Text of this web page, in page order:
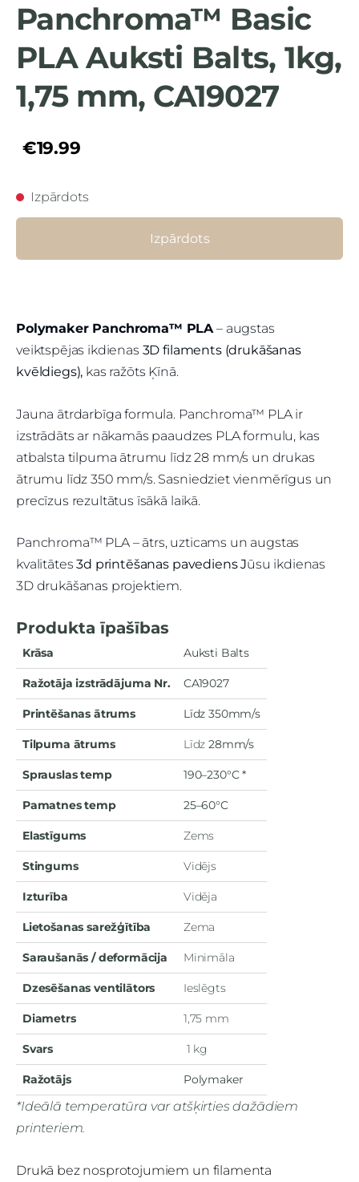
Panchroma™ Basic
PLA Auksti Balts, 1kg,
1,75 mm, CA19027
€19.99
Izpārdots
Izpārdots
Polymaker Panchroma™ PLA– augstas
veiktspējas ikdienas 3D filaments (drukāšanas
kvēldiegs), kas ražōts Ķīnā.
Jauna ātrdarbīga formula. Panchroma™ PLA ir
izstrādāts ar nākamās paaudzes PLA formulu, kas
atbalsta tilpuma ātrumu līdz 28 mm/s un drukas
ātrumu līdz 350 mm/s. Sasniedziet vienmērīgus un
precīzus rezultātus īsākā laikā.
Panchroma™ PLA – ātrs, uzticams un augstas
kvalitātes3d printēšanas pavediens Jūsu ikdienas
3D drukāšanas projektiem.
Produkta īpašības
Krāsa Auksti Balts
Ražotāja izstrādājuma Nr. CA19027
Printēšanas ātrums Līdz350mm/s
Tilpuma ātrums Līdz 28mm/s
Sprauslas temp 190–230°C*
Pamatnes temp 25–60°C
Elastīgums Zems
Stingums Vidējs
Izturība Vidēja
Lietošanas sarežģītība Zema
Saraušanās / deformācija Minimāla
Dzesēšanas ventilātors Ieslēgts
Diametrs 1,75 mm
Svars 1 kg
Ražotājs Polymaker
*Ideālā temperatūra var atšķirties dažādiem
printeriem.
Drukā bez nosprotojumiem un filamenta